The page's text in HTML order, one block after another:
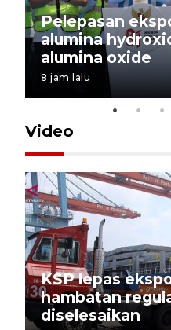
Pelepasan
alumina
alumina oxide
8 jam lalu
Video
KSP lepas
hambatan
diselesaikan